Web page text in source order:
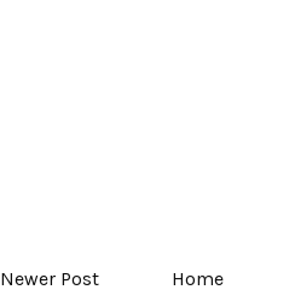
Newer Post Home